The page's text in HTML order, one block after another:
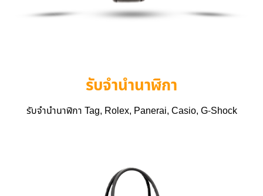
รับจำนำนาฬิกา
รับจำนำนาฬิกา Tag, Rolex, Panerai, Casio, G-Shock